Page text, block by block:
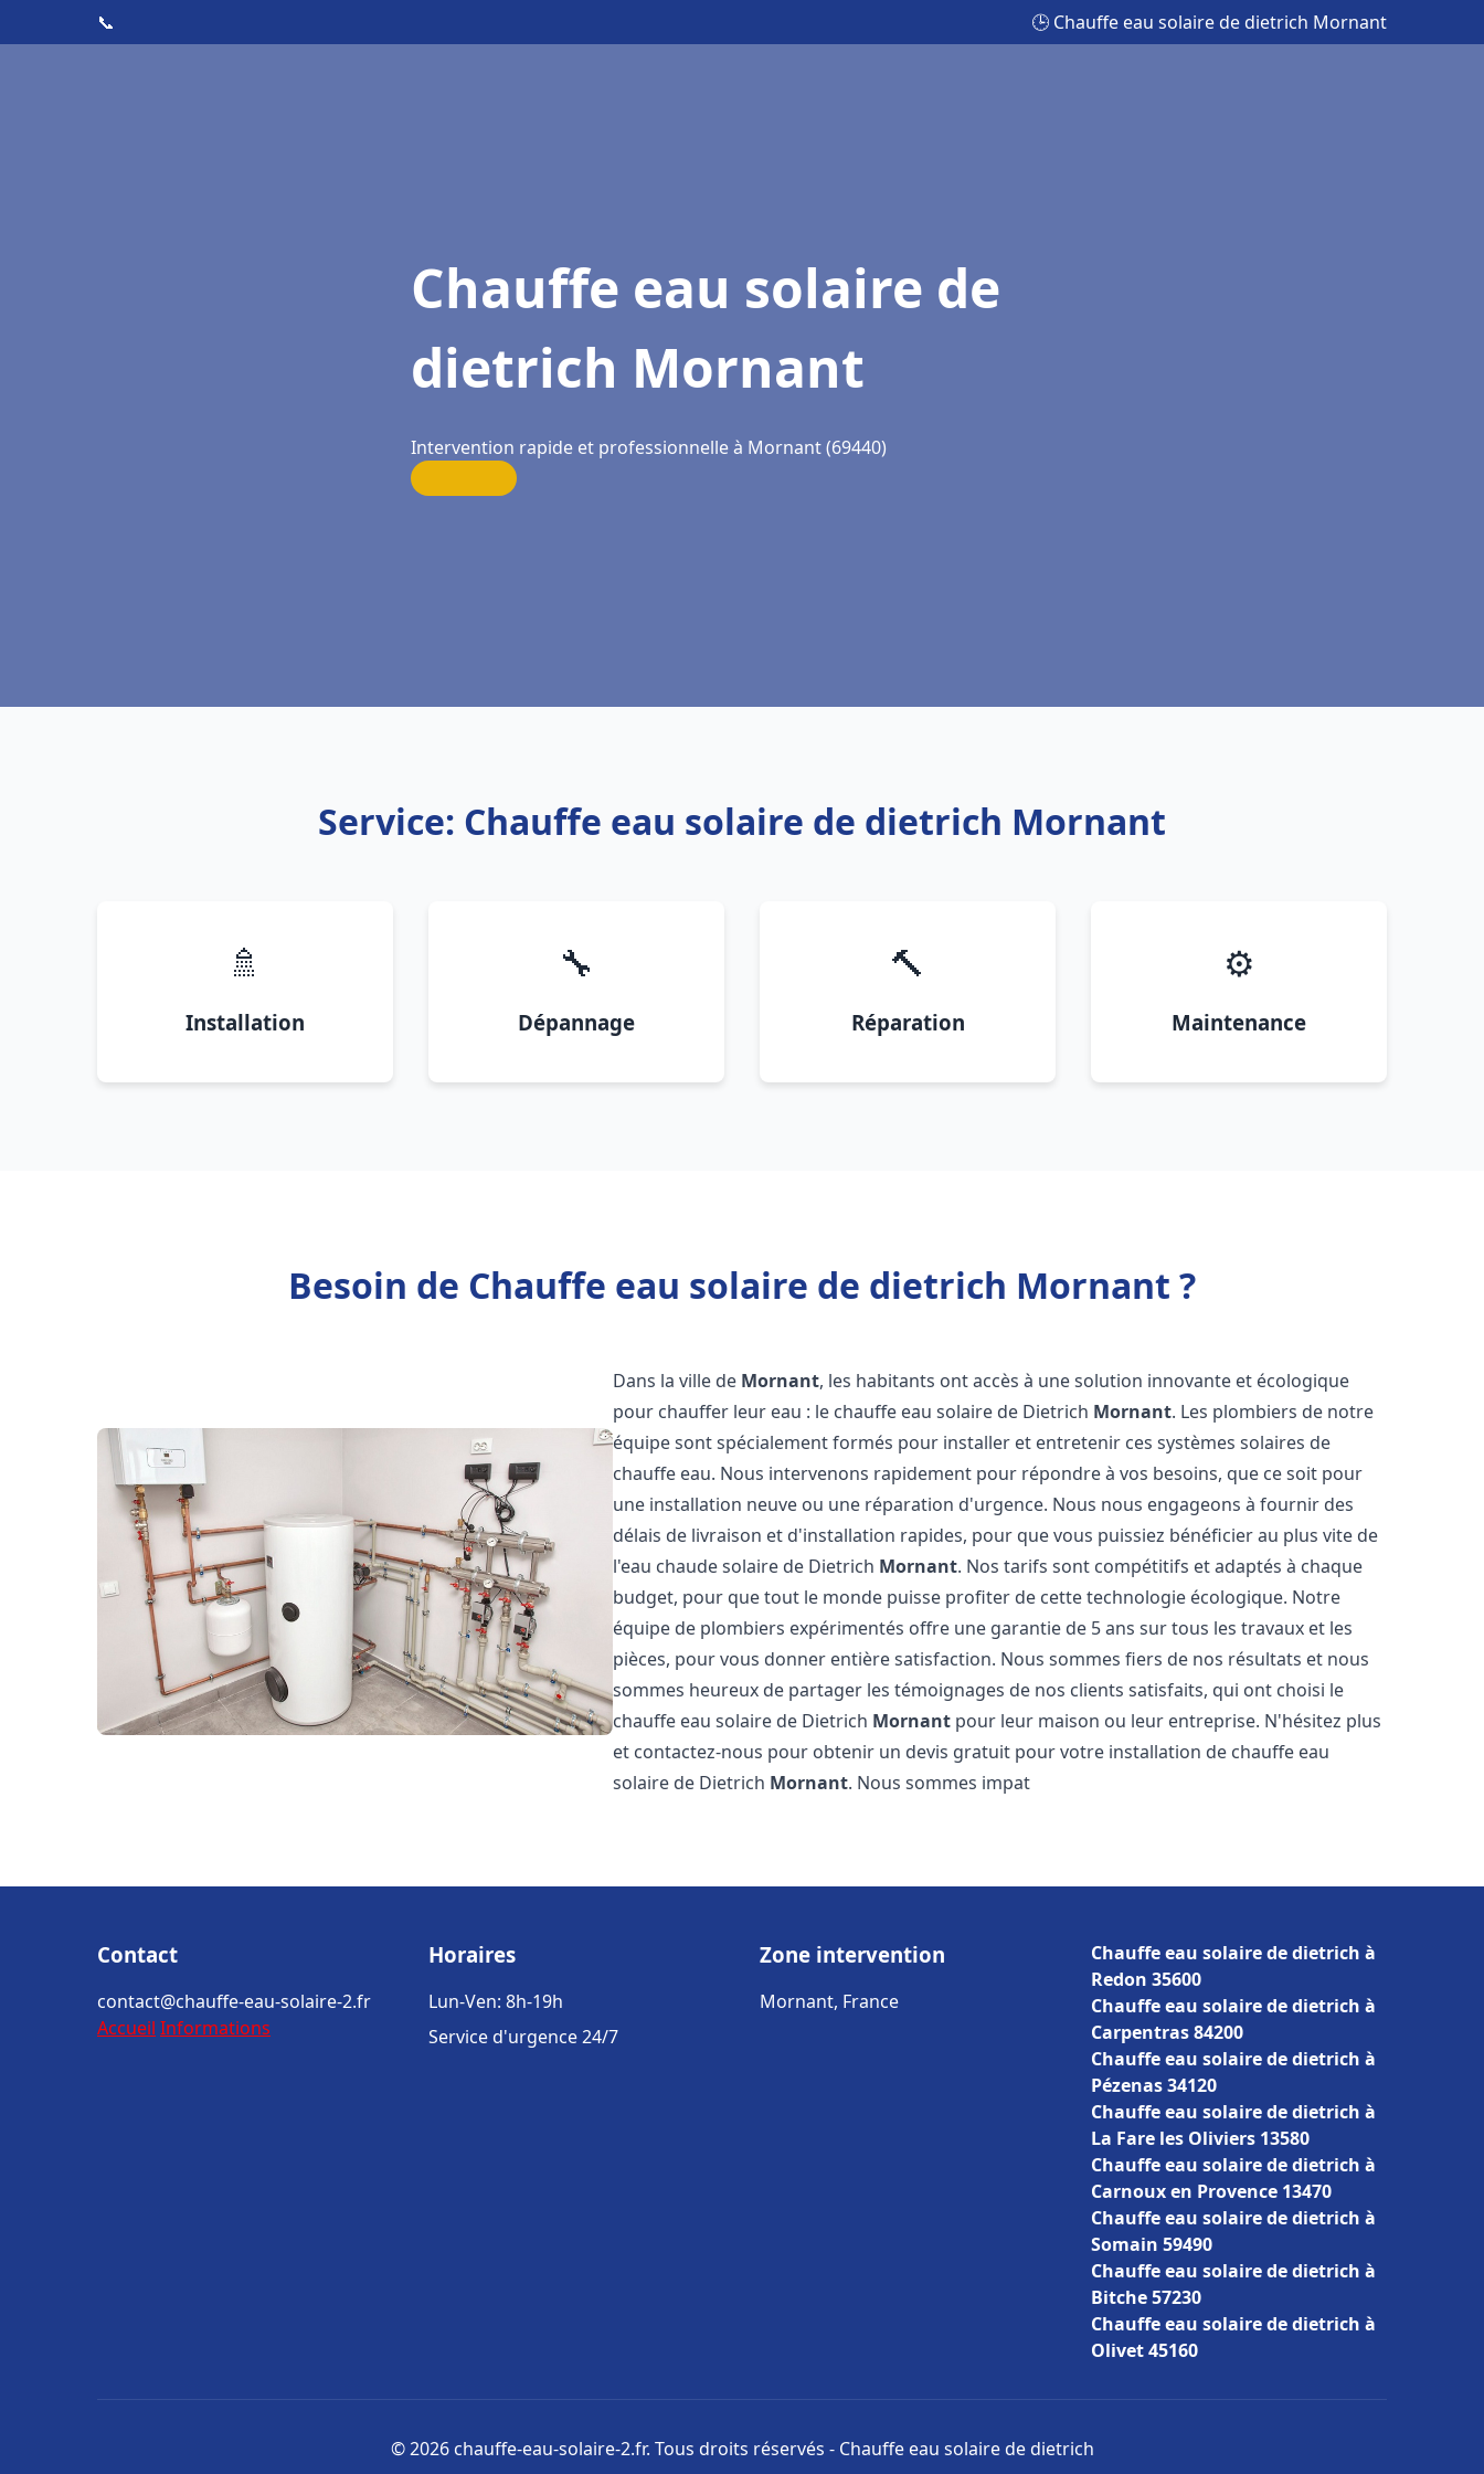
📞 🕒 Chauffe eau solaire de dietrich Mornant
Chauffe eau solaire de
dietrich Mornant
Intervention rapide et professionnelle à Mornant (69440)
Service: Chauffe eau solaire de dietrich Mornant
🚿
Installation
🔧
Dépannage
🔨
Réparation
⚙️
Maintenance
Besoin de Chauffe eau solaire de dietrich Mornant ?
Dans la ville de Mornant, les habitants ont accès à une solution innovante et écologique
pour chauffer leur eau : le chauffe eau solaire de Dietrich Mornant. Les plombiers de notre
équipe sont spécialement formés pour installer et entretenir ces systèmes solaires de
chauffe eau. Nous intervenons rapidement pour répondre à vos besoins, que ce soit pour
une installation neuve ou une réparation d'urgence. Nous nous engageons à fournir des
délais de livraison et d'installation rapides, pour que vous puissiez bénéficier au plus vite de
l'eau chaude solaire de Dietrich Mornant. Nos tarifs sont compétitifs et adaptés à chaque
budget, pour que tout le monde puisse profiter de cette technologie écologique. Notre
équipe de plombiers expérimentés offre une garantie de 5 ans sur tous les travaux et les
pièces, pour vous donner entière satisfaction. Nous sommes fiers de nos résultats et nous
sommes heureux de partager les témoignages de nos clients satisfaits, qui ont choisi le
chauffe eau solaire de Dietrich Mornant pour leur maison ou leur entreprise. N'hésitez plus
et contactez-nous pour obtenir un devis gratuit pour votre installation de chauffe eau
solaire de Dietrich Mornant. Nous sommes impat
Contact
contact@chauffe-eau-solaire-2.fr
Accueil Informations
Horaires
Lun-Ven: 8h-19h
Service d'urgence 24/7
Zone intervention
Mornant, France
Chauffe eau solaire de dietrich à
Redon 35600
Chauffe eau solaire de dietrich à
Carpentras 84200
Chauffe eau solaire de dietrich à
Pézenas 34120
Chauffe eau solaire de dietrich à
La Fare les Oliviers 13580
Chauffe eau solaire de dietrich à
Carnoux en Provence 13470
Chauffe eau solaire de dietrich à
Somain 59490
Chauffe eau solaire de dietrich à
Bitche 57230
Chauffe eau solaire de dietrich à
Olivet 45160
© 2026 chauffe-eau-solaire-2.fr. Tous droits réservés - Chauffe eau solaire de dietrich